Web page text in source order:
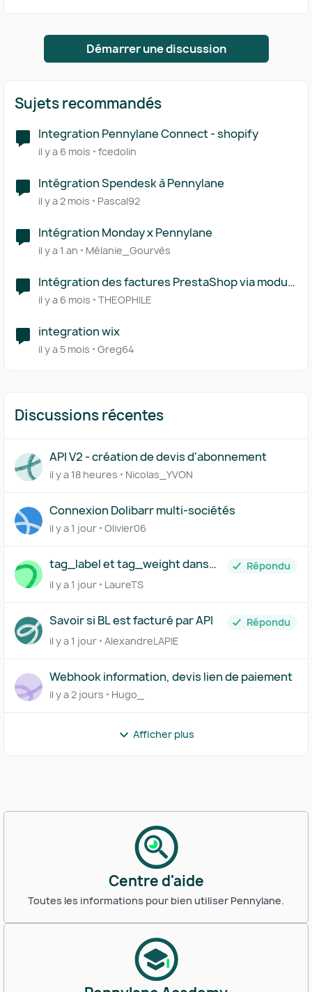
Démarrer une discussion
Sujets recommandés
Integration Pennylane Connect - shopify
il y a 6 mois fcedolin
Intégration Spendesk à Pennylane
il y a 2 mois Pascal92
Intégration Monday x Pennylane
il y a 1 an Mélanie_Gourvès
Intégration des factures PrestaShop via module
(Ecomiz) vers Pennylane.
il y a 6 mois THEOPHILE
integration wix
il y a 5 mois Greg64
Discussions récentes
API V2 - création de devis d'abonnement
il y a 18 heures Nicolas_YVON
Connexion Dolibarr multi-sociétés
il y a 1 jour Olivier06
tag_label et tag_weight dans
l'API
Répondu
il y a 1 jour
LaureTS
Savoir si BL est facturé par API
Répondu
il y a 1 jour
AlexandreLAPIE
Webhook information, devis lien de paiement
il y a 2 jours Hugo_
Afficher plus
Centre d'aide
Toutes les informations pour bien utiliser Pennylane.